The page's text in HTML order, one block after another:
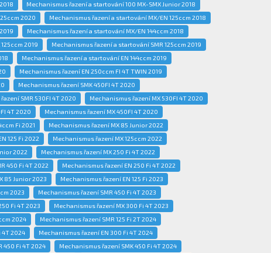
Mechanismus řazení a startování 100 MX-SMX Junior 2018
2020
Mechanismus řazení a startování MX/EN 125ccm 2018
Mechanismus řazení a startování MX/EN 144ccm 2018
2019
Mechanismus řazení a startování SMR 125ccm 2019
Mechanismus řazení a startování EN 144ccm 2019
Mechanismus řazení EN 250ccm FI 4T TWIN 2019
Mechanismus řazení SMK 450FI 4T 2020
SMR 530FI 4T 2020
Mechanismus řazení MX 530FI 4T 2020
4T 2020
Mechanismus řazení MX 450FI 4T 2020
Fi 2021
Mechanismus řazení MX 85 Junior 2022
125 Fi 2022
Mechanismus řazení MX 125ccm 2022
2022
Mechanismus řazení MX 250 Fi 4T 2022
450 Fi 4T 2022
Mechanismus řazení EN 250 Fi 4T 2022
85 Junior 2023
Mechanismus řazení EN 125 Fi 2023
2023
Mechanismus řazení SMR 450 Fi 4T 2023
Fi 4T 2023
Mechanismus řazení MX 300 Fi 4T 2023
2024
Mechanismus řazení SMR 125 Fi 2T 2024
4T 2024
Mechanismus řazení EN 300 Fi 4T 2024
450 Fi 4T 2024
Mechanismus řazení SMK 450 Fi 4T 2024